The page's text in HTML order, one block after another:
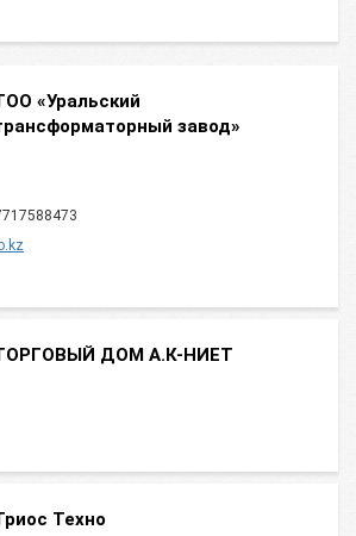
«Уральский
завод»
ДОМ А.К-НИЕТ
Техно